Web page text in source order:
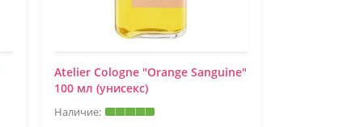
Atelier Cologne "Orange Sanguine"
100 мл (унисекс)